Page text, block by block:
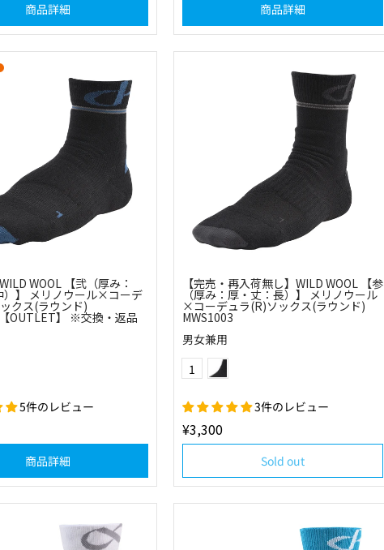
商品詳細 商品詳細
WOOL 【弐（厚み：
）】 メリノウール×コーデ
クス(ラウンド)
OUTLET】 ※交換・返品
5件のレビュー
商品詳細
【完売・再入荷無し】WILD WOOL 【参
（厚み：厚・丈：長）】 メリノウール
×コーデュラ(R)ソックス(ラウンド)
MWS1003
男女兼用
Color
1
3件のレビュー
¥3,300
Sold out